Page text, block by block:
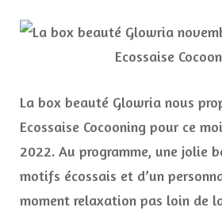
La box beauté Glowria nous
Ecossaise Cocooning pour ce
2022. Au programme, une jolie
motifs écossais et d’un
moment relaxation pas loin de